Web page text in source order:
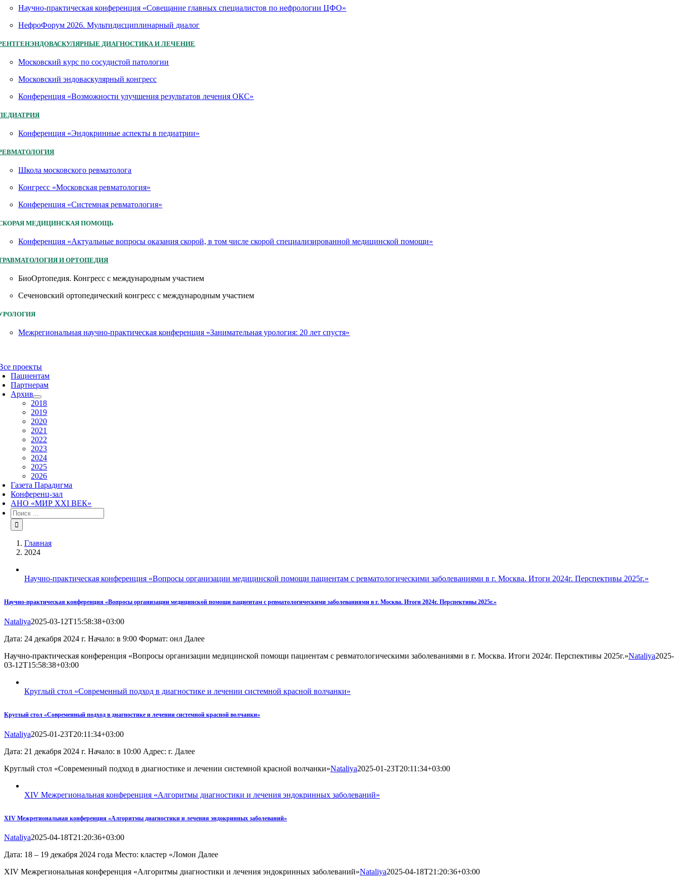
Научно-практическая конференция «Совещание главных специалистов по нефрологии ЦФО»
НефроФорум 2026. Мультидисциплинарный диалог
ДИАГНОСТИКА И ЛЕЧЕНИЕ
Московский курс по сосудистой патологии
Московский эндоваскулярный конгресс
Конференция «Возможности улучшения результатов лечения ОКС»
Конференция «Эндокринные аспекты в педиатрии»
Школа московского ревматолога
Конгресс «Московская ревматология»
Конференция «Системная ревматология»
МЕДИЦИНСКАЯ ПОМОЩЬ
Конференция «Актуальные вопросы оказания скорой, в том числе скорой специализированной медицинской помощи»
И ОРТОПЕДИЯ
БиоОртопедия. Конгресс с международным участием
Сеченовский ортопедический конгресс с международным участием
Межрегиональная научно-практическая конференция «Занимательная урология: 20 лет спустя»
проекты
Пациентам
Партнерам
Архив
2018
2019
2020
2021
2022
2023
2024
2025
2026
Газета Парадигма
Конференц-зал
АНО «МИР XXI ВЕК»
Результат
поиска:
Главная
2024
Научно-практическая конференция «Вопросы организации медицинской помощи пациентам с ревматологическими заболеваниями в г. Москва. Итоги 2024г. Перспективы 2025г.»
Научно-практическая конференция «Вопросы организации медицинской помощи пациентам с ревматологическими заболеваниями в г. Москва. Итоги 2024г. Перспективы 2025г.»
Nataliya2025-03-12T15:58:38+03:00
Дата: 24 декабря 2024 г. Начало: в 9:00 Формат: онл Далее
Научно-практическая конференция «Вопросы организации медицинской помощи пациентам с ревматологическими заболеваниями в г. Москва. Итоги 2024г. Перспективы 2025г.»Nataliya2025-
03-12T15:58:38+03:00
Круглый стол «Современный подход в диагностике и лечении системной красной волчанки»
Круглый стол «Современный подход в диагностике и лечении системной красной волчанки»
Nataliya2025-01-23T20:11:34+03:00
Дата: 21 декабря 2024 г. Начало: в 10:00 Адрес: г. Далее
Круглый стол «Современный подход в диагностике и лечении системной красной волчанки»Nataliya2025-01-23T20:11:34+03:00
XIV Межрегиональная конференция «Алгоритмы диагностики и лечения эндокринных заболеваний»
XIV Межрегиональная конференция «Алгоритмы диагностики и лечения эндокринных заболеваний»
Nataliya2025-04-18T21:20:36+03:00
Дата: 18 – 19 декабря 2024 года Место: кластер «Ломон Далее
XIV Межрегиональная конференция «Алгоритмы диагностики и лечения эндокринных заболеваний»Nataliya2025-04-18T21:20:36+03:00